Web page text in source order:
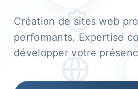
Création de sites web
performants. Expertise
développer votre